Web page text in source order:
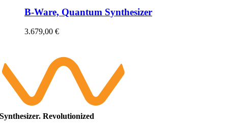
B-Ware, Quantum Synthesizer
3.679,00 €
Synthesizer. Revolutionized